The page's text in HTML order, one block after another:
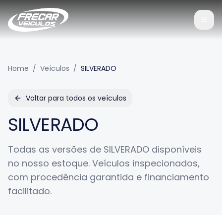
Home / Veículos / SILVERADO
Voltar para todos os veículos
SILVERADO
Todas as versões de SILVERADO disponíveis
no nosso estoque. Veículos inspecionados,
com procedência garantida e financiamento
facilitado.